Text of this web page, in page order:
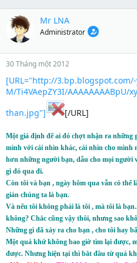
Mr LNA
Administrator
30 Tháng một 2012
[URL="http://3.bp.blogspot.com/-
M/Ti4VAepZY3I/AAAAAAAABpU/
than.jpg"]
[/URL]
Một giả định để ai đó chợt nhận ra những
mình với cái nhìn khác, cái nhìn cho mình
hơn những người bạn, dẫu cho mọi
gì đó qua đi.
Còn tôi và bạn , ngày hôm qua vẫn có thể
giản chúng ta là bạn.
Và nếu tôi không phải là tôi , mà tôi là
không? Chắc cũng vậy thôi, nhưng sao
Những gì đã xảy ra cho bạn , cho tôi hay
Một quá khứ không bao giờ tìm lại được,
được. Nhưng hiện tại thì bắt đầu từ quá